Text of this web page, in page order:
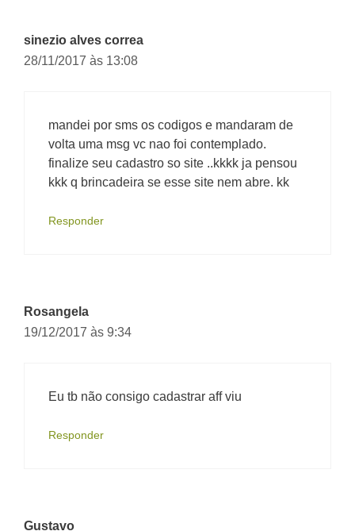
sinezio alves correa
28/11/2017 às 13:08
mandei por sms os codigos e mandaram de
volta uma msg vc nao foi contemplado.
finalize seu cadastro so site ..kkkk ja pensou
kkk q brincadeira se esse site nem abre. kk
Responder
Rosangela
19/12/2017 às 9:34
Eu tb não consigo cadastrar aff viu
Responder
Gustavo